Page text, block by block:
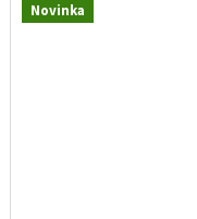
Novinka